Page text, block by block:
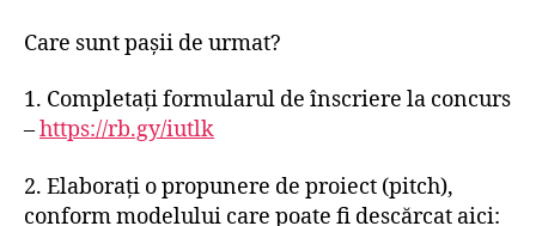
Care sunt pașii de urmat?
1. Completați formularul de înscriere la concurs
–https://rb.gy/iutlk
2. Elaborați o propunere de proiect (pitch),
conform modelului care poate fi descărcat aici: